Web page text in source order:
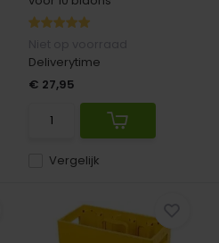
Vergelijk
Deliverytime
€ 27,95